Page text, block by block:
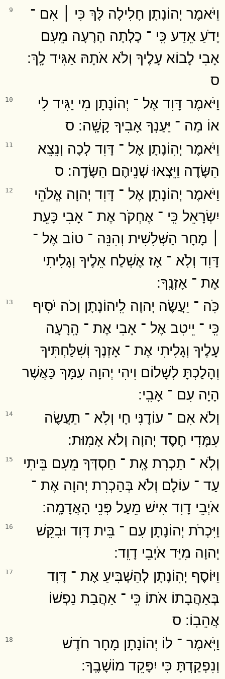
9
וַיֹּאמֶר יְהוֹנָתָן חָלִילָה לָּךְ כִּי ׀ אִם ־
יָדֹעַ אֵדַע כִּֽי ־ כָלְתָה הָרָעָה מֵעִם
אָבִי לָבוֹא עָלֶיךָ וְלֹא אֹתָהּ אַגִּיד לָֽךְ ׃
ס
10
וַיֹּאמֶר דָּוִד אֶל ־ יְהוֹנָתָן מִי יַגִּיד לִי
אוֹ מַה ־ יַּעַנְךָ אָבִיךָ קָשָֽׁה ׃ ס
11
וַיֹּאמֶר יְהֽוֹנָתָן אֶל ־ דָּוִד לְכָה וְנֵצֵא
הַשָּׂדֶה וַיֵּצְאוּ שְׁנֵיהֶם הַשָּׂדֶֽה ׃ ס
12
וַיֹּאמֶר יְהוֹנָתָן אֶל ־ דָּוִד יְהוָה אֱלֹהֵי
יִשְׂרָאֵל כִּֽי ־ אֶחְקֹר אֶת ־ אָבִי כָּעֵת
׀ מָחָר הַשְּׁלִשִׁית וְהִנֵּה ־ טוֹב אֶל ־
דָּוִד וְלֹֽא ־ אָז אֶשְׁלַח אֵלֶיךָ וְגָלִיתִי
אֶת ־ אָזְנֶֽךָ ׃
13
כֹּֽה ־ יַעֲשֶׂה יְהוָה לִֽיהוֹנָתָן וְכֹה יֹסִיף
כִּֽי ־ יֵיטִב אֶל ־ אָבִי אֶת ־ הָֽרָעָה
עָלֶיךָ וְגָלִיתִי אֶת ־ אָזְנֶךָ וְשִׁלַּחְתִּיךָ
וְהָלַכְתָּ לְשָׁלוֹם וִיהִי יְהוָה עִמָּךְ כַּאֲשֶׁר
הָיָה עִם ־ אָבִֽי ׃
14
וְלֹא אִם ־ עוֹדֶנִּי חָי וְלֹֽא ־ תַעֲשֶׂה
עִמָּדִי חֶסֶד יְהוָה וְלֹא אָמֽוּת ׃
15
וְלֹֽא ־ תַכְרִת אֶֽת ־ חַסְדְּךָ מֵעִם בֵּיתִי
עַד ־ עוֹלָם וְלֹא בְּהַכְרִת יְהוָה אֶת ־
אֹיְבֵי דָוִד אִישׁ מֵעַל פְּנֵי הָאֲדָמָֽה ׃
16
וַיִּכְרֹת יְהוֹנָתָן עִם ־ בֵּית דָּוִד וּבִקֵּשׁ
יְהוָה מִיַּד אֹיְבֵי דָוִֽד ׃
17
וַיּוֹסֶף יְהֽוֹנָתָן לְהַשְׁבִּיעַ אֶת ־ דָּוִד
בְּאַהֲבָתוֹ אֹתוֹ כִּֽי ־ אַהֲבַת נַפְשׁוֹ
אֲהֵבֽוֹ ׃ ס
18
וַיֹּֽאמֶר ־ לוֹ יְהוֹנָתָן מָחָר חֹדֶשׁ
וְנִפְקַדְתָּ כִּי יִפָּקֵד מוֹשָׁבֶֽךָ ׃